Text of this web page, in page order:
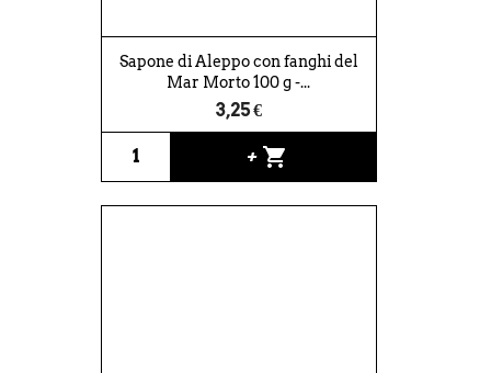
Sapone di Aleppo con fanghi del
Mar Morto 100 g -...
3,25 €
+ shopping_cart